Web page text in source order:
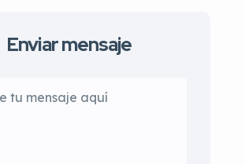
Enviar mensaje